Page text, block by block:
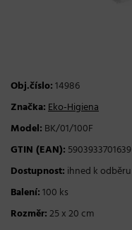
Obj.číslo:14986
Značka:Eko-Higiena
Model: BK/01/100F
GTIN (EAN): 5903933701639
Dostupnost: ihned k odběru
Balení:100 ks
Rozměr:25 x 20 cm